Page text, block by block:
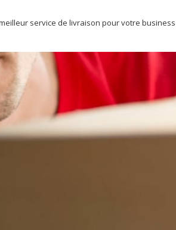
service de livraison pour votre business